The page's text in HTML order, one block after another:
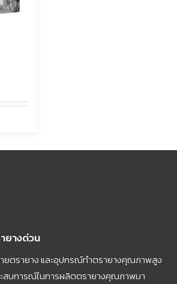
ยางด่วน
ยตรายาง และอุปกรณ์ทำตรายางคุณภาพสูง
สบการณ์ในการผลิตตรายางคุณภาพมา